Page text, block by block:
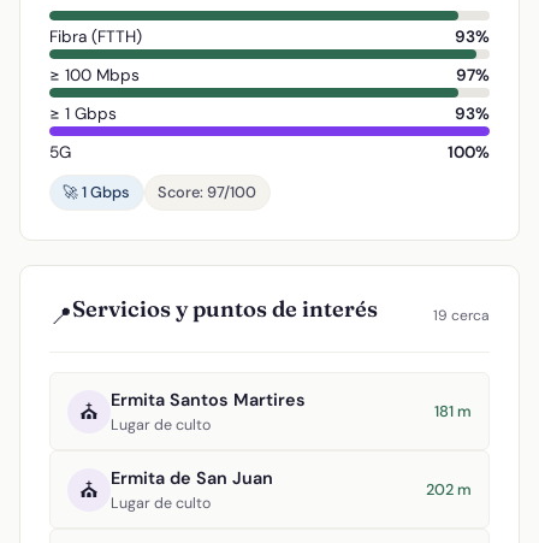
Fibra (FTTH)
93%
≥ 100 Mbps
97%
≥ 1 Gbps
93%
5G
100%
🚀 1 Gbps
Score: 97/100
📍Servicios y puntos de interés 19 cerca
⛪ Ermita Santos Martires
Lugar de culto
181 m
⛪ Ermita de San Juan
Lugar de culto
202 m